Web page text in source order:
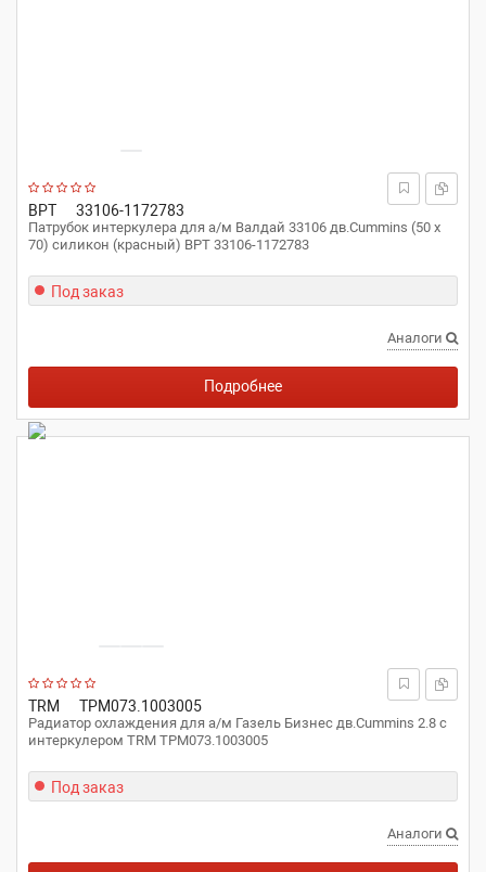
ВРТ 33106-1172783
Патрубок интеркулера для а/м Валдай 33106 дв.Cummins (50 x
70) силикон (красный) ВРТ 33106-1172783
Под заказ
Аналоги
Подробнее
TRM ТРМ073.1003005
Радиатор охлаждения для а/м Газель Бизнес дв.Cummins 2.8 с
интеркулером TRM ТРМ073.1003005
Под заказ
Аналоги